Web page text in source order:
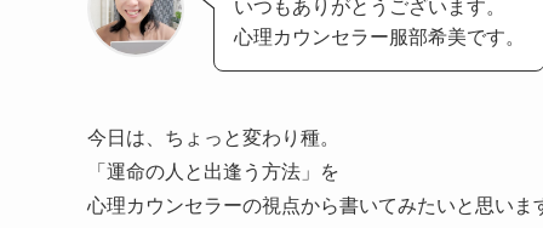
心理カウンセラー服部希美です。
今日は、ちょっと変わり種。
「運命の人と出逢う方法」を
心理カウンセラーの視点から書いてみたいと思いま